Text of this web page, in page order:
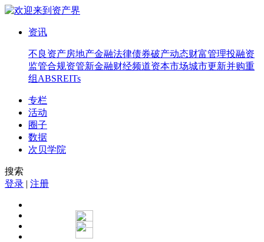
资讯
不良资产房地产金融法律债券破产动态财富管理投融资
监管合规资管新金融财经频道资本市场城市更新并购重
组 ABSREITs
专栏
活动
圈子
数据
次贝学院
搜索
登录 | 注册